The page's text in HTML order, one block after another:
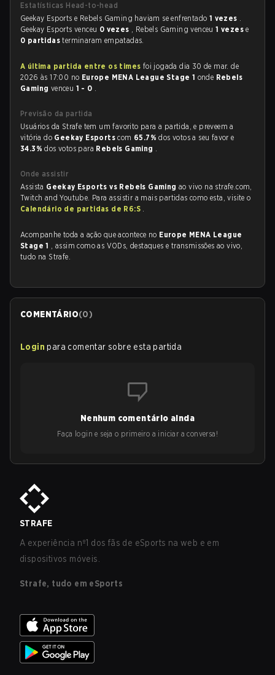
Estatísticas Head-to-head
Geekay Esports e Rebels Gaming haviam se enfrentado 1 vezes .
Geekay Esports venceu 0 vezes , Rebels Gaming venceu1 vezese
0 partidasterminaram empatadas.
A última partida entre os times foi jogada dia 30 de mar. de
2026 às 17:00 no Europe MENA League Stage 1 onde Rebels
Gaming venceu 1 - 0 .
Previsão da partida
Usuários da Strafe tem um favorito para a partida, e preveem a
vitória do Geekay Esportscom 65.7%dos votos a seu favor e
34.3%dos votos para Rebels Gaming .
Onde assistir
Assista Geekay Esports vs Rebels Gamingao vivo na strafe.com,
Twitch and Youtube. Para assistir a mais partidas como esta, visite o
Calendário de partidas de R6:S .
Acompanhe toda a ação que acontece no Europe MENA League
Stage 1 , assim como as VODs, destaques e transmissões ao vivo,
tudo na Strafe.
COMENTÁRIO(0)
Login para comentar sobre esta partida
Nenhum comentário ainda
Faça login e seja o primeiro a iniciar a conversa!
STRAFE
A experiência nº1 dos fãs de eSports na web e em
dispositivos móveis.
Strafe, tudo em eSports